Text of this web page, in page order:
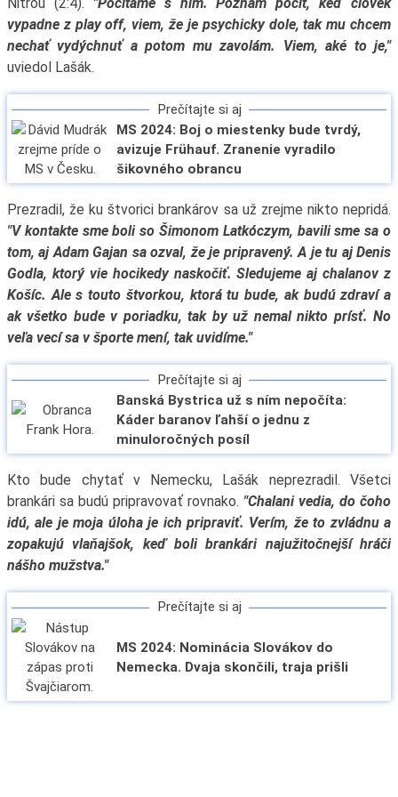
Nitrou (2:4). "Počítame s ním. Poznám pocit, keď človek
vypadne z play off, viem, že je psychicky dole, tak mu chcem
nechať vydýchnuť a potom mu zavolám. Viem, aké to je,"
uviedol Lašák.
Prečítajte si aj
MS 2024: Boj o miestenky bude tvrdý,
avizuje Frühauf. Zranenie vyradilo
šikovného obrancu
Prezradil, že ku štvorici brankárov sa už zrejme nikto nepridá.
"V kontakte sme boli so Šimonom Latkóczym, bavili sme sa o
tom, aj Adam Gajan sa ozval, že je pripravený. A je tu aj Denis
Godla, ktorý vie hocikedy naskočiť. Sledujeme aj chalanov z
Košíc. Ale s touto štvorkou, ktorá tu bude, ak budú zdraví a
ak všetko bude v poriadku, tak by už nemal nikto prísť. No
veľa vecí sa v športe mení, tak uvidíme."
Prečítajte si aj
Banská Bystrica už s ním nepočíta:
Káder baranov ľahší o jednu z
minuloročných posíl
Kto bude chytať v Nemecku, Lašák neprezradil. Všetci
brankári sa budú pripravovať rovnako. "Chalani vedia, do čoho
idú, ale je moja úloha je ich pripraviť. Verím, že to zvládnu a
zopakujú vlaňajšok, keď boli brankári najužitočnejší hráči
nášho mužstva."
Prečítajte si aj
MS 2024: Nominácia Slovákov do
Nemecka. Dvaja skončili, traja prišli